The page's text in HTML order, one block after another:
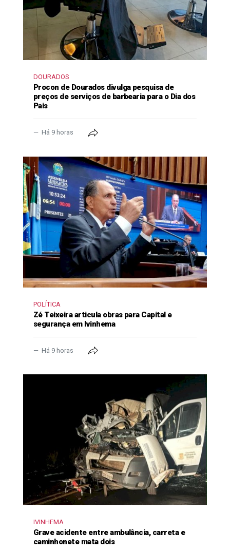
DOURADOS
Procon de Dourados divulga pesquisa de
preços de serviços de barbearia para o Dia dos
Pais
Há 9 horas
POLÍTICA
Zé Teixeira articula obras para Capital e
segurança em Ivinhema
Há 9 horas
IVINHEMA
Grave acidente entre ambulância, carreta e
caminhonete mata dois